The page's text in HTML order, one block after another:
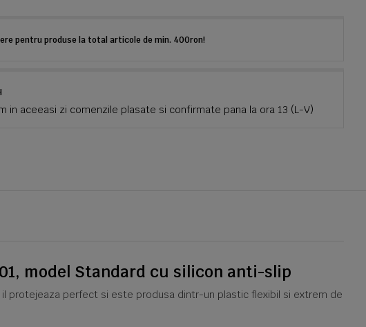
pentru produse la total articole de min. 400ron!
in aceeasi zi comenzile plasate si confirmate pana la ora 13 (L-V)
model Standard cu silicon anti-slip
protejeaza perfect si este produsa dintr-un plastic flexibil si extrem de